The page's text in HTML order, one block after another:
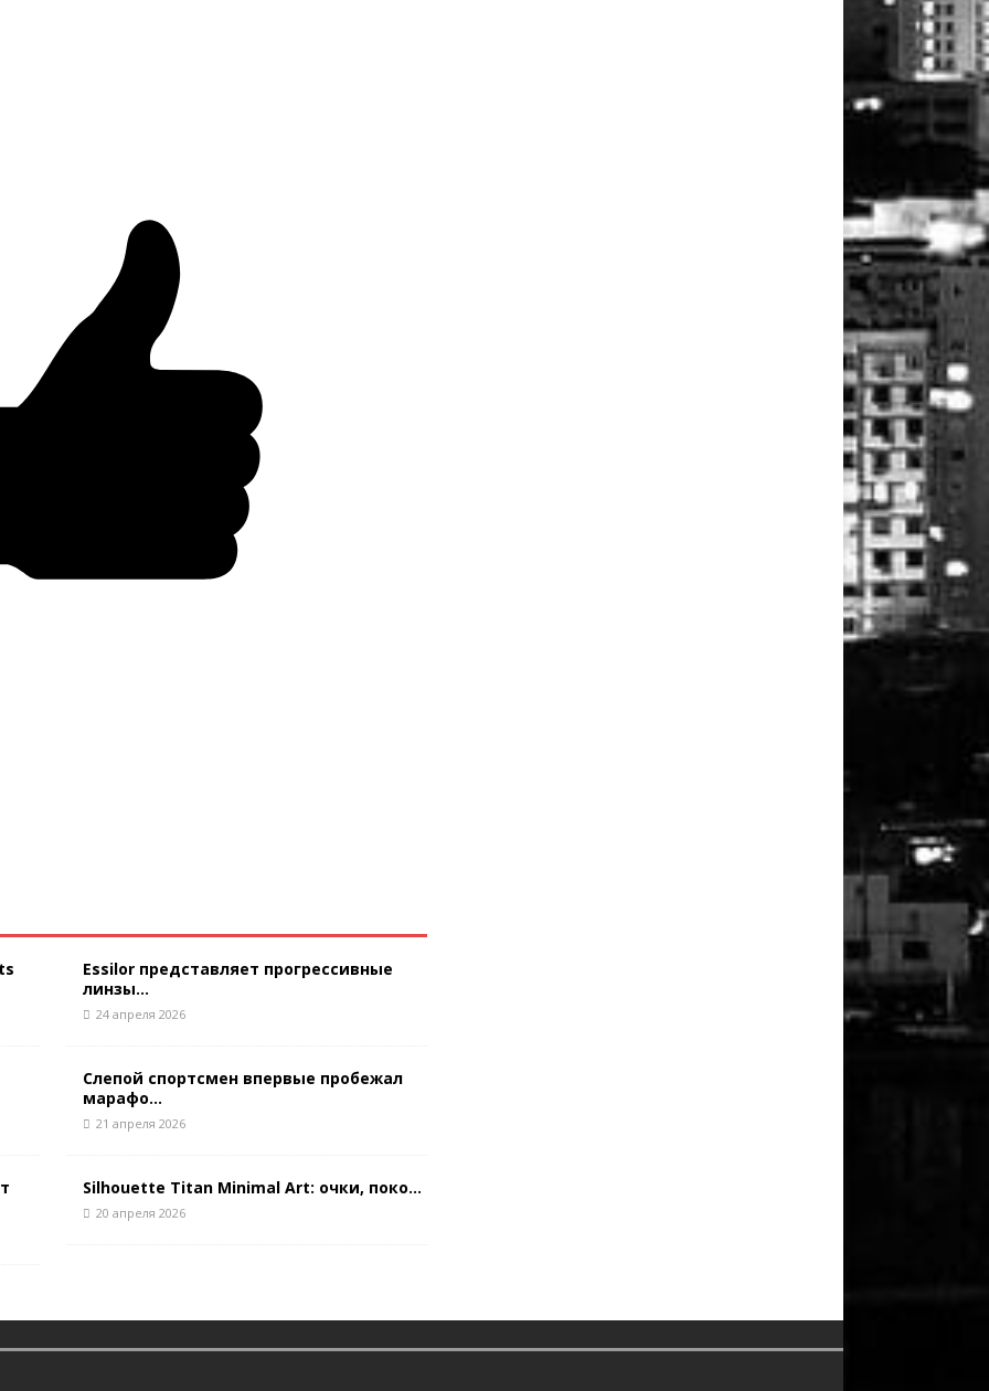
Essilor представляет прогрессивные
линзы...
24 апреля 2026
Слепой спортсмен впервые пробежал
марафо...
21 апреля 2026
Silhouette Titan Minimal Art: очки, поко...
20 апреля 2026